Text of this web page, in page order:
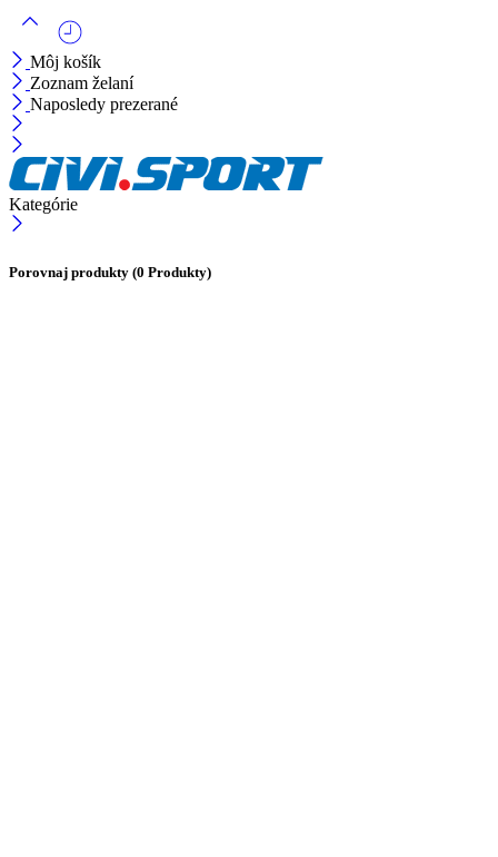
Môj košík
Zoznam želaní
Naposledy prezerané
Kategórie
Porovnaj produkty (0 Produkty)